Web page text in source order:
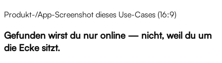
Produkt-/App-Screenshot dieses Use-Cases (16:9)
Gefunden wirst du nur online — nicht, weil du um
die Ecke sitzt.